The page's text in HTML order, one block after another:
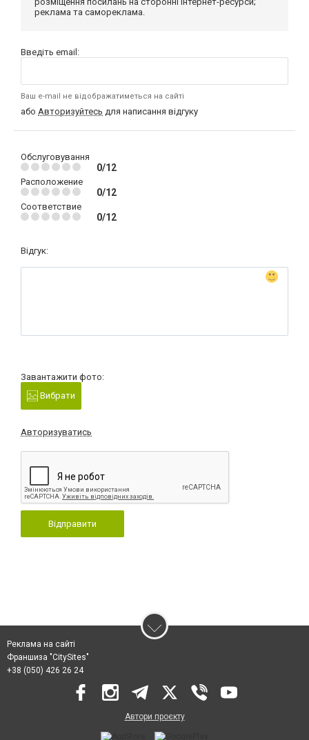
реклама та самореклама.
Введіть email:
Ваш e-mail не відображатиметься на сайті
або Авторизуйтесь для написання відгуку
Обслуговування
0/12
Расположение
0/12
Соответствие
0/12
Відгук:
Завантажити фото:
Вибрати
Авторизуватись
Відправити
Реклама на сайті
Франшиза "CitySites"
+38 (050) 426 26 24
Автори проєкту